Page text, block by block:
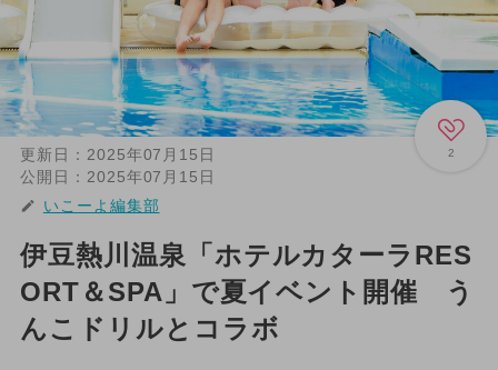
2
更新日： 2025年07月15日
公開日： 2025年07月15日
いこーよ編集部
伊豆熱川温泉「ホテルカターラRES
ORT＆SPA」で夏イベント開催 う
んこドリルとコラボ